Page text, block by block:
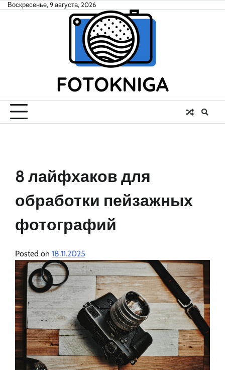
SkipВоскресенье, 9 августа, 2026
8 лайфхаков для
обработки пейзажных
фотографий
Posted on 18.11.2025